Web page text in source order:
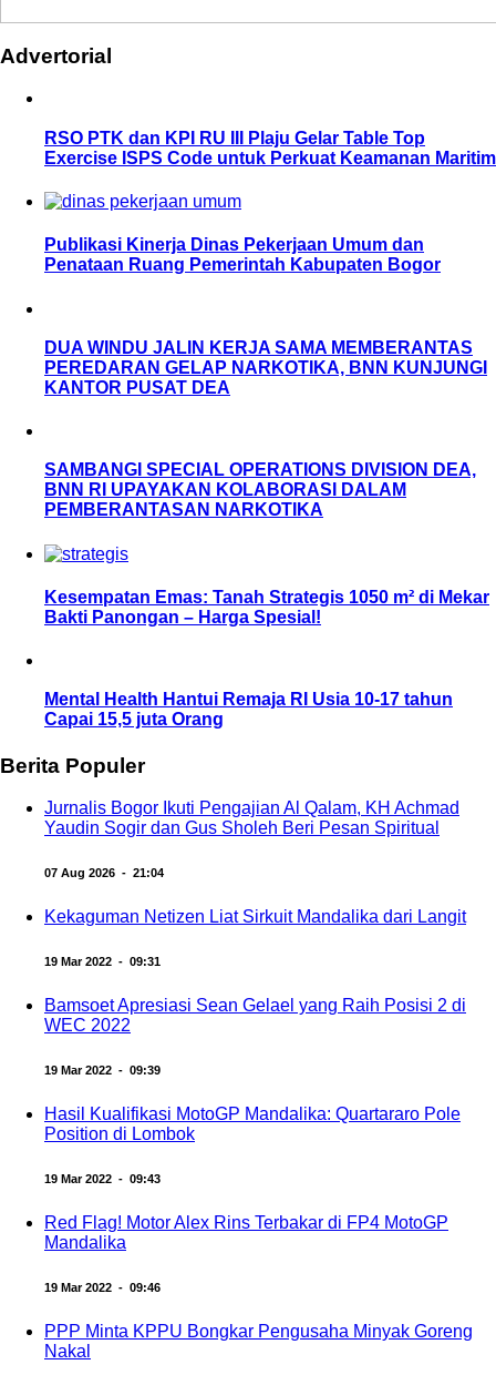
Advertorial
RSO PTK dan KPI RU III Plaju Gelar Table Top
Exercise ISPS Code untuk Perkuat Keamanan Maritim
Publikasi Kinerja Dinas Pekerjaan Umum dan
Penataan Ruang Pemerintah Kabupaten Bogor
DUA WINDU JALIN KERJA SAMA MEMBERANTAS
PEREDARAN GELAP NARKOTIKA, BNN KUNJUNGI
KANTOR PUSAT DEA
SAMBANGI SPECIAL OPERATIONS DIVISION DEA,
BNN RI UPAYAKAN KOLABORASI DALAM
PEMBERANTASAN NARKOTIKA
Kesempatan Emas: Tanah Strategis 1050 m² di Mekar
Bakti Panongan – Harga Spesial!
Mental Health Hantui Remaja RI Usia 10-17 tahun
Capai 15,5 juta Orang
Berita Populer
Jurnalis Bogor Ikuti Pengajian Al Qalam, KH Achmad
Yaudin Sogir dan Gus Sholeh Beri Pesan Spiritual
07 Aug 2026 - 21:04
Kekaguman Netizen Liat Sirkuit Mandalika dari Langit
19 Mar 2022 - 09:31
Bamsoet Apresiasi Sean Gelael yang Raih Posisi 2 di
WEC 2022
19 Mar 2022 - 09:39
Hasil Kualifikasi MotoGP Mandalika: Quartararo Pole
Position di Lombok
19 Mar 2022 - 09:43
Red Flag! Motor Alex Rins Terbakar di FP4 MotoGP
Mandalika
19 Mar 2022 - 09:46
PPP Minta KPPU Bongkar Pengusaha Minyak Goreng
Nakal